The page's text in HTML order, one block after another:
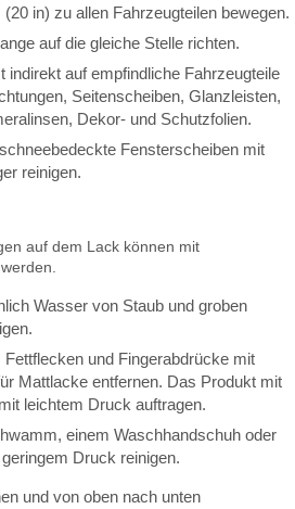
in) zu allen Fahrzeugteilen bewegen.
auf die gleiche Stelle richten.
indirekt auf empfindliche Fahrzeugteile
Seitenscheiben, Glanzleisten,
Dekor- und Schutzfolien.
Fensterscheiben mit
reinigen.
auf dem Lack können mit
Wasser von Staub und groben
und Fingerabdrücke mit
Mattlacke entfernen. Das Produkt mit
leichtem Druck auftragen.
einem Waschhandschuh oder
Druck reinigen.
und von oben nach unten